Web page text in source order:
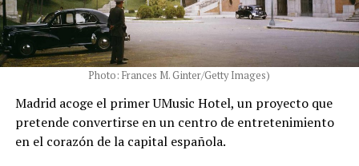
Photo: Frances M. Ginter/Getty Images)
Madrid acoge el primer UMusic Hotel, un proyecto que
pretende convertirse en un centro de entretenimiento
en el corazón de la capital española.